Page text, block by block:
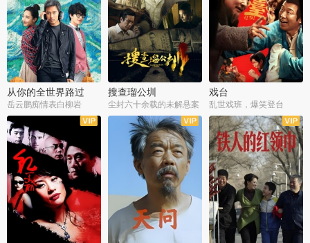
从你的全世界路过
岳云鹏痴情表白柳岩
搜查瑠公圳
尘封六十余载的未解悬案
戏台
乱世戏班，爆笑登台